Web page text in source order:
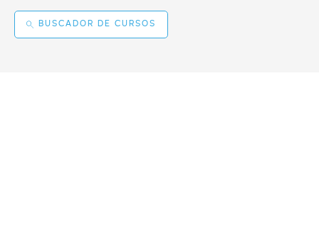
BUSCADOR DE CURSOS